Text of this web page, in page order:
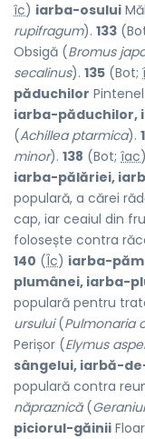
îc) iarba-osului
rupifragum). 133
Obsigă (Bromus
secalinus). 135 (Bot;
păduchilor
iarba-
(Achillea ptarmica).
minor). 138 (Bot; îac
iarba-pălăriei,
populară, a cărei
cap, iar ceaiul din
folosește contra
140 (Îc) iarba-
plumânei, iarba-
populară pentru
ursului(Pulmonaria
Perișor (Elymus
sângelui, iarbă-
populară contra
năpraznică(
piciorul-găinii